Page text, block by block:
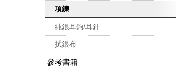
項鍊
純銀耳鉤/耳針
拭銀布
參考書籍